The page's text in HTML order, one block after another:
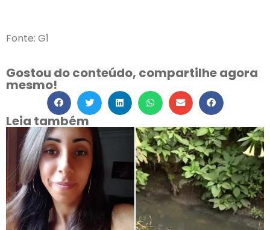
Fonte: G1
Gostou do conteúdo, compartilhe agora
mesmo!
Leia também